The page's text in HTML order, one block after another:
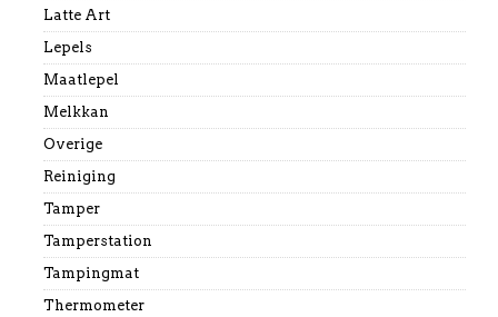
Latte Art
Lepels
Maatlepel
Melkkan
Overige
Reiniging
Tamper
Tamperstation
Tampingmat
Thermometer